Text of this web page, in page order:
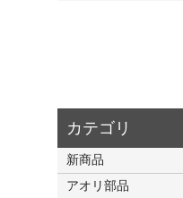
カテゴリ
新商品
アオリ部品